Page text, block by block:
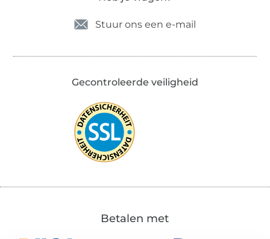
Stuur ons een e-mail
Gecontroleerde veiligheid
Betalen met